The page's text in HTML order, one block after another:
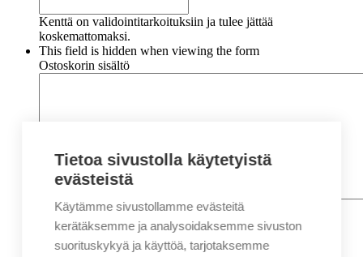
Kenttä on validointitarkoituksiin ja tulee jättää
koskemattomaksi.
This field is hidden when viewing the form
Ostoskorin sisältö
Nimi*
Etunimi
Sukunimi
Tietoa sivustolla käytetyistä
evästeistä
Käytämme sivustollamme evästeitä
kerätäksemme ja analysoidaksemme sivuston
suorituskykyä ja käyttöä, tarjotaksemme